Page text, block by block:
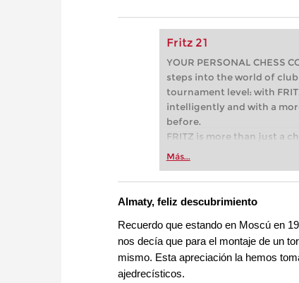
Fritz 21
YOUR PERSONAL CHESS
steps into the world of
tournament level: with
intelligently and with a
before.
FRITZ is more than just a
Whether you’re taking
more efficiently,
approach than ever before.
Más...
Almaty, feliz descubrimiento
Recuerdo que estando en Moscú en
nos decía que para el montaje de un
mismo. Esta apreciación la hemos
ajedrecísticos.